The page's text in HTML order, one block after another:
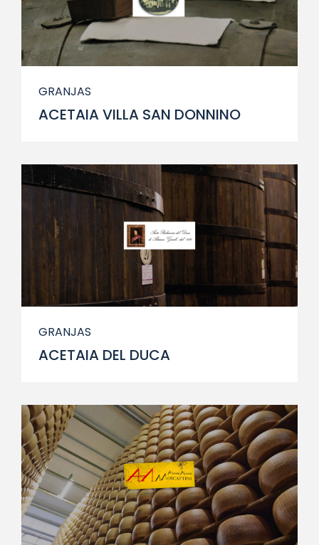
GRANJAS
ACETAIA VILLA SAN DONNINO
GRANJAS
ACETAIA DEL DUCA